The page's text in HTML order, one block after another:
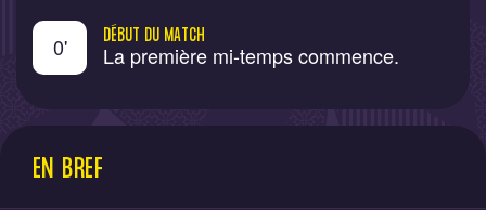
0' DÉBUT DU MATCH
La première mi-temps commence.
EN BREF